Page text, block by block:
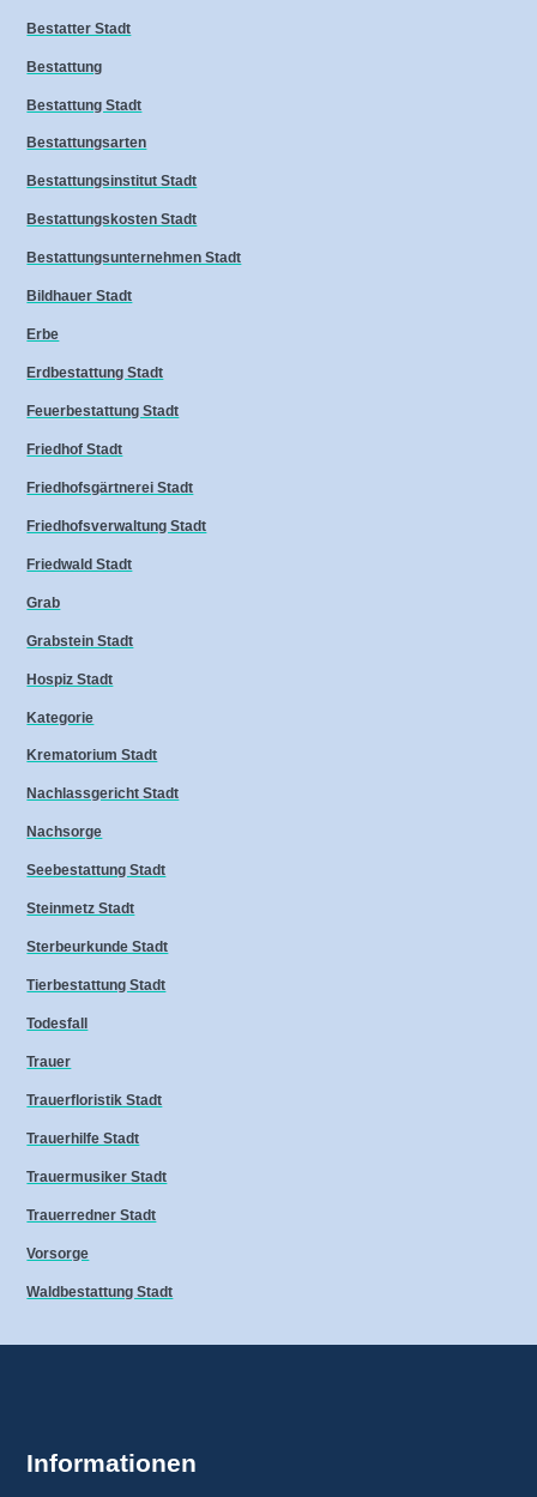
Bestatter Stadt
Bestattung
Bestattung Stadt
Bestattungsarten
Bestattungsinstitut Stadt
Bestattungskosten Stadt
Bestattungsunternehmen Stadt
Bildhauer Stadt
Erbe
Erdbestattung Stadt
Feuerbestattung Stadt
Friedhof Stadt
Friedhofsgärtnerei Stadt
Friedhofsverwaltung Stadt
Friedwald Stadt
Grab
Grabstein Stadt
Hospiz Stadt
Kategorie
Krematorium Stadt
Nachlassgericht Stadt
Nachsorge
Seebestattung Stadt
Steinmetz Stadt
Sterbeurkunde Stadt
Tierbestattung Stadt
Todesfall
Trauer
Trauerfloristik Stadt
Trauerhilfe Stadt
Trauermusiker Stadt
Trauerredner Stadt
Vorsorge
Waldbestattung Stadt
Informationen